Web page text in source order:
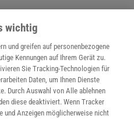
OBEN
wichtig
und greifen auf personenbezogene
Kennungen auf Ihrem Gerät zu.
Sie Tracking-Technologien für
Daten, um Ihnen Dienste
Durch Auswahl von Alle ablehnen
diese deaktiviert. Wenn Tracker
und Anzeigen möglicherweise nicht